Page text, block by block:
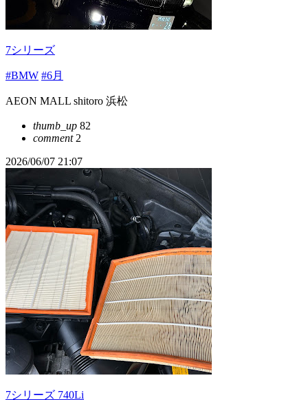
7シリーズ
#BMW #6月
AEON MALL shitoro 浜松
thumb_up 82
comment2
2026/06/07 21:07
7シリーズ 740Li